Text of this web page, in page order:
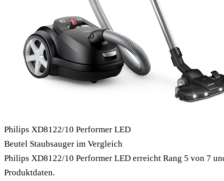
Philips XD8122/10 Performer LED
Beutel Staubsauger im Vergleich
Philips XD8122/10 Performer LED erreicht Rang 5 von 7
Produktdaten.